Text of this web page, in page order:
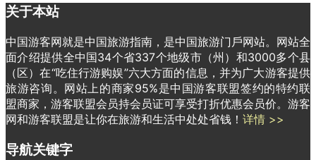
关于本站
中国游客网就是中国旅游指南，是中国旅游门戶网站。网站全
面介绍提供全中国34个省337个地级市（州）和3000多个县
（区）在“吃住行游购娱”六大方面的信息，并为广大游客提供
旅游咨询。网站上的商家95%是中国游客联盟签约的特约联
盟商家，游客联盟会员持会员证可享受打折优惠会员价。游客
网和游客联盟是让你在旅游和生活中处处省钱！ 详情 >>
导航关键字